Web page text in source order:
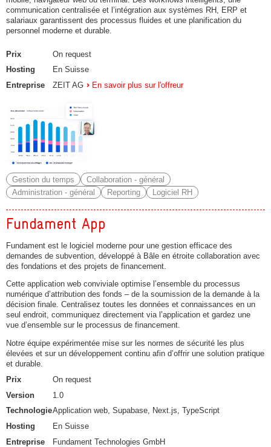
communication centralisée et l’intégration aux systèmes RH, ERP et
salariaux garantissent des processus fluides et une planification du
personnel moderne et durable.
Prix
On request
Hosting
En Suisse
Entreprise
ZEIT AG En savoir plus sur l'offreur
Gestion du temps
Collaboration - général
Administration - général
Reporting Logiciel RH
Fundament App
Fundament est le logiciel moderne pour une gestion efficace des
demandes de subvention, développé à Bâle en étroite collaboration avec
des fondations et des projets de financement.
Cette application web conviviale optimise l’ensemble du processus
numérique d’attribution des fonds – de la soumission de la demande à la
décision finale. Centralisez toutes les données et connaissances en un
seul endroit, communiquez directement via l’application et gardez une
vue d’ensemble sur le processus de financement.
Notre équipe expérimentée mise sur les normes de sécurité les plus
élevées et sur un développement continu afin d’offrir une solution pratique
et durable.
Prix
On request
Version
1.0
TechnologieApplication web, Supabase, Next.js, TypeScript
Hosting
En Suisse
Entreprise
Fundament Technologies GmbH